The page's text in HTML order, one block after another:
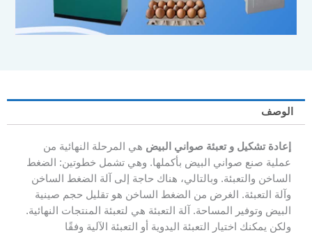
الوصف
إعادة تشكيل و تعبئة صواني البيض هي المرحلة النهائية من
عملية صنع صواني البيض بأكملها. وهي تشمل خطوتين: الضغط
الساخن والتعبئة. وبالتالي، هناك حاجة إلى آلة الضغط الساخن
وآلة التعبئة. الغرض من الضغط الساخن هو تقليل حجم صينية
البيض وتوفير المساحة. آلة التعبئة هي لتعبئة المنتجات النهائية.
ولكن يمكنك اختيار التعبئة اليدوية أو التعبئة الآلية وفقًا